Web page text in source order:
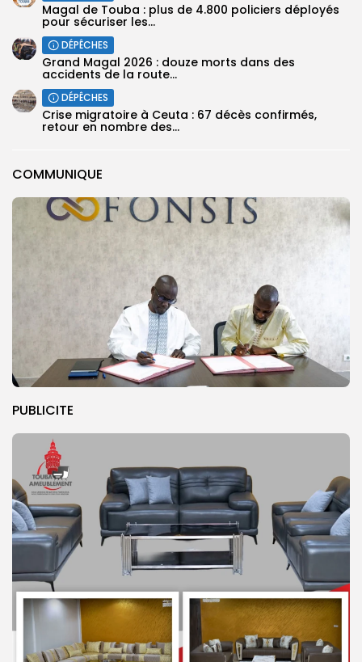
COMMUNIQUE
PUBLICITE
Magal de Touba : plus de 4.800 policiers déployés
pour sécuriser les...
DÉPÊCHES
Grand Magal 2026 : douze morts dans des
accidents de la route...
DÉPÊCHES
Crise migratoire à Ceuta : 67 décès confirmés,
retour en nombre des...